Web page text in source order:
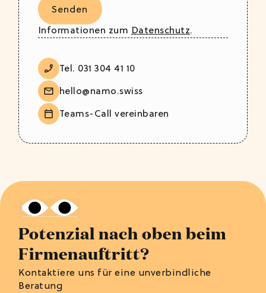
Informationen zum Datenschutz.
Tel. 031 304 41 10
hello@namo.swiss
Teams-Call vereinbaren
Potenzial nach oben beim
Firmenauftritt?
Kontaktiere uns für eine unverbindliche
Beratung